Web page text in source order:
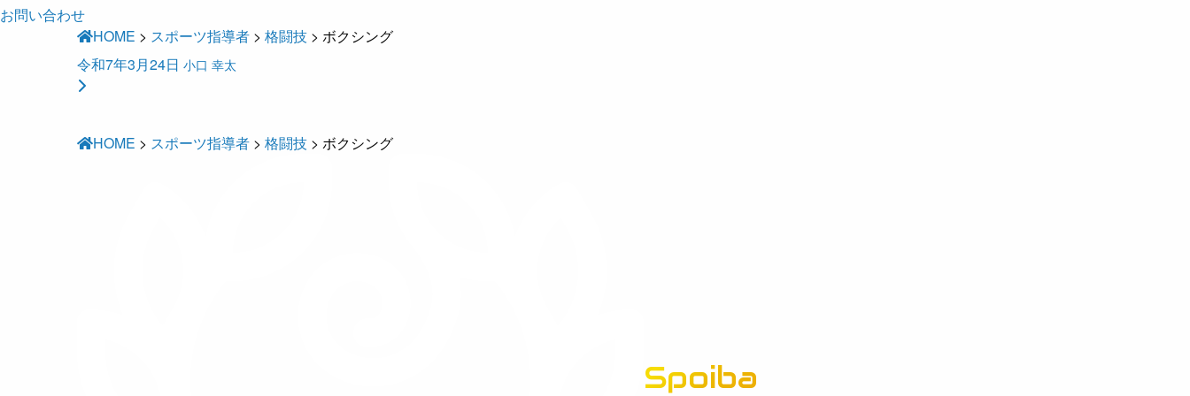
お問い合わせ
HOME > スポーツ指導者 > 格闘技 > ボクシング
令和7年3月24日 小口 幸太
HOME > スポーツ指導者 > 格闘技 > ボクシング
Spoiba